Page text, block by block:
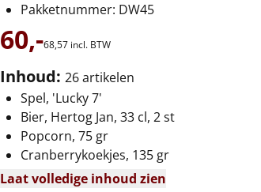
Pakketnummer: DW45
60,-68,57 incl. BTW
Inhoud: 26 artikelen
Spel, 'Lucky 7'
Bier, Hertog Jan, 33 cl, 2 st
Popcorn, 75 gr
Cranberrykoekjes, 135 gr
Laat volledige inhoud zien